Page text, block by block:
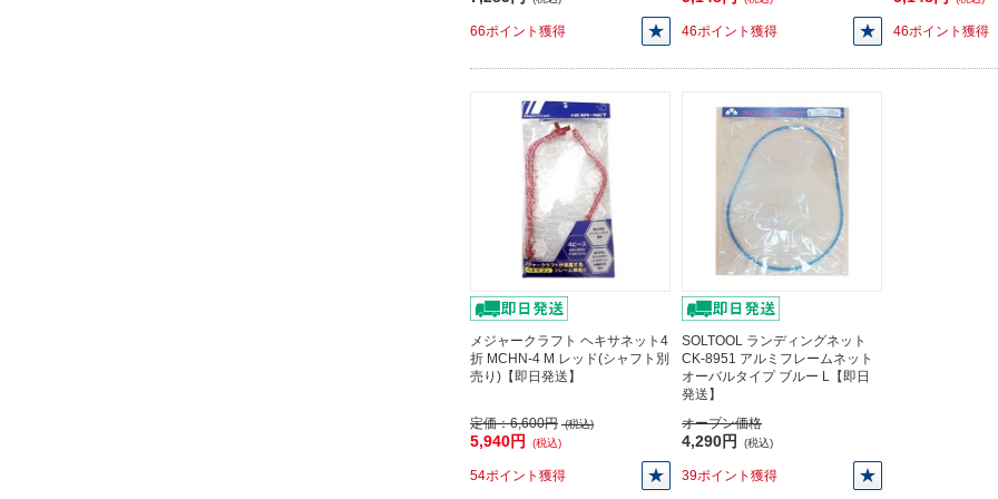
66ポイント獲得 46ポイント獲得 46ポイント獲得
メジャークラフト ヘキサネット4
折 MCHN-4 M レッド(シャフト別
売り)【即日発送】
定価：6,600円 (税込)
5,940円 (税込)
54ポイント獲得
SOLTOOL ランディングネット
CK-8951 アルミフレームネット
オーバルタイプ ブルー L【即日
発送】
オープン価格
4,290円 (税込)
39ポイント獲得